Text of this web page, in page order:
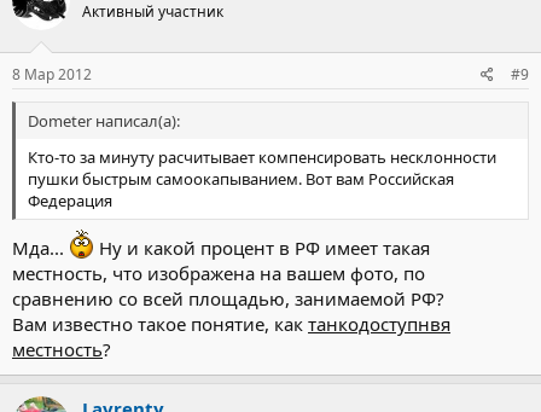
Активный участник
8 Мар 2012 #9
Dometer написал(а):
Кто-то за минуту расчитывает компенсировать несклонности
пушки быстрым самоокапыванием. Вот вам Российская
Федерация
Мда...
Ну и какой процент в РФ имеет такая
местность, что изображена на вашем фото, по
сравнению со всей площадью, занимаемой РФ?
Вам известно такое понятие, как танкодоступнвя
местность?